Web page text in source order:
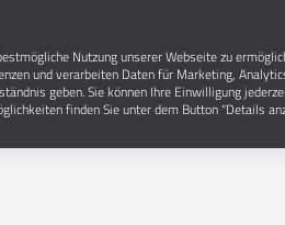
Nutzung unserer Webseite zu
und verarbeiten Daten für Marketing,
geben. Sie können Ihre Einwilligung
finden Sie unter dem Button "Details